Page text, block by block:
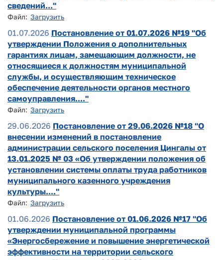
сведений..."
Файл: Загрузить
01.07.2026 Постановление от 01.07.2026 №19 "Об
утверждении Положения о дополнительных
гарантиях лицам, замещающим должности, не
относящиеся к должностям муниципальной
службы, и осуществляющим техническое
обеспечение деятельности органов местного
самоуправления...."
Файл: Загрузить
29.06.2026 Постановление от 29.06.2026 №18 "О
внесении изменений в постановление
администрации сельского поселения Цингалы от
13.01.2025 № 03 «Об утверждении положения об
установлении системы оплаты труда работников
муниципального казенного учреждения
культуры...."
Файл: Загрузить
01.06.2026 Постановление от 01.06.2026 №17 "Об
утверждении муниципальной программы
«Энергосбережение и повышение энергетической
эффективности на территории сельского